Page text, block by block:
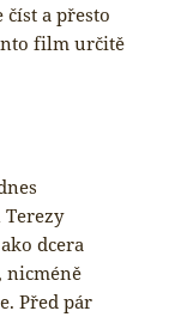
číst a přesto
film určitě
dcera
nicméně
Před pár